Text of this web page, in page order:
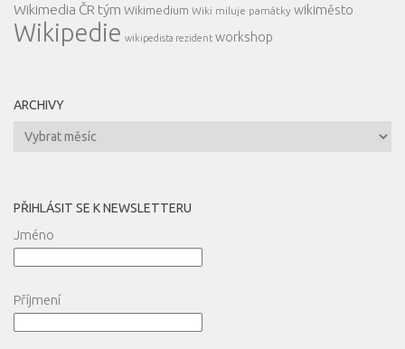
Wikimedia ČR tým Wikimedium Wiki miluje památky wikiměsto
Wikipedie wikipedista rezident workshop
ARCHIVY
Archivy
PŘIHLÁSIT SE K NEWSLETTERU
Jméno
Příjmení